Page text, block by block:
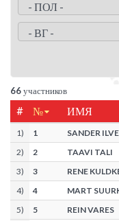
66участников
# № ИМЯ
1) 1
SANDER
2) 2
TAAVI TALI
3) 3
RENE
4) 4
MART
5) 5
REIN VARES